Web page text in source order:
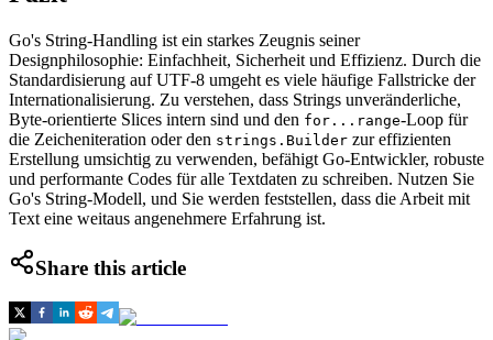
Go's String-Handling ist ein starkes Zeugnis seiner
Designphilosophie: Einfachheit, Sicherheit und Effizienz. Durch die
Standardisierung auf UTF-8 umgeht es viele häufige Fallstricke der
Internationalisierung. Zu verstehen, dass Strings unveränderliche,
Byte-orientierte Slices intern sind und den for...range-Loop für
die Zeicheniteration oder den strings.Builder zur effizienten
Erstellung umsichtig zu verwenden, befähigt Go-Entwickler, robuste
und performante Codes für alle Textdaten zu schreiben. Nutzen Sie
Go's String-Modell, und Sie werden feststellen, dass die Arbeit mit
Text eine weitaus angenehmere Erfahrung ist.
Share this article